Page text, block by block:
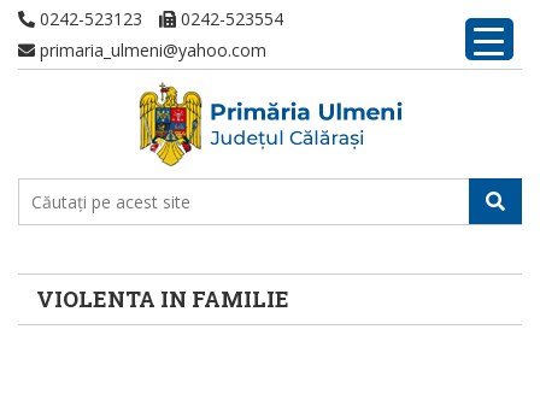
0242-523123
0242-523554
primaria_ulmeni@yahoo.com
VIOLENTA IN FAMILIE